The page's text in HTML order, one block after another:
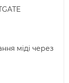
міді через